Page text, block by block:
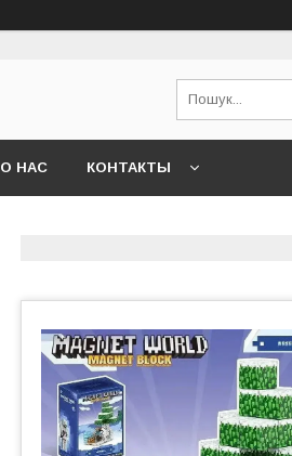
О НАС КОНТАКТЫ